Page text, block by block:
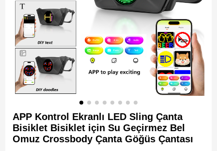
APP Kontrol Ekranlı LED Sling Çanta
Bisiklet Bisiklet için Su Geçirmez Bel
Omuz Crossbody Çanta Göğüs Çantası